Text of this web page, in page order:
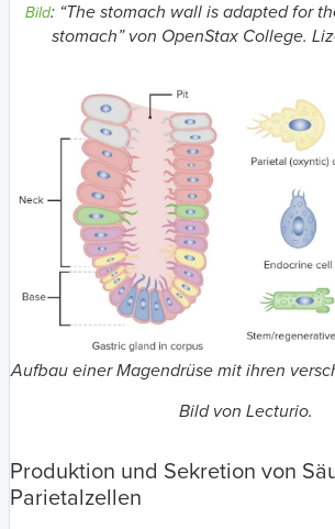
Bild: “The stomach wall is adapted for
stomach” von OpenStax College.
Aufbau einer Magendrüse mit ihren
Bild von Lecturio.
Produktion und Sekretion von
Parietalzellen